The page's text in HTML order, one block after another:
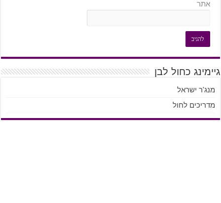
אתר
גיימינג כחול לבן
מנג'ר ישראל
מדריכים לחול